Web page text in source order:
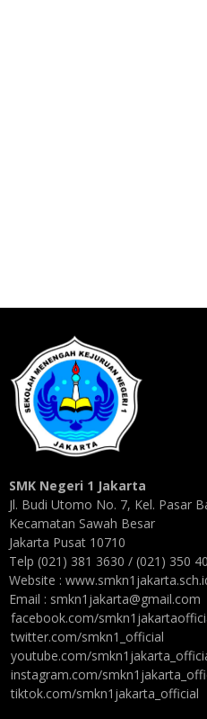
SMK Negeri 1 Jakarta
Jl. Budi Utomo No. 7, Kel. Pasar
Kecamatan Sawah Besar
Jakarta Pusat 10710
Telp (021) 381 3630 / (021) 350
Website :
Email : smkn1jakarta@gmail.com
facebook.com/
twitter.com/smkn1_official
youtube.com/
instagram.com/
tiktok.com/smkn1jakarta_official